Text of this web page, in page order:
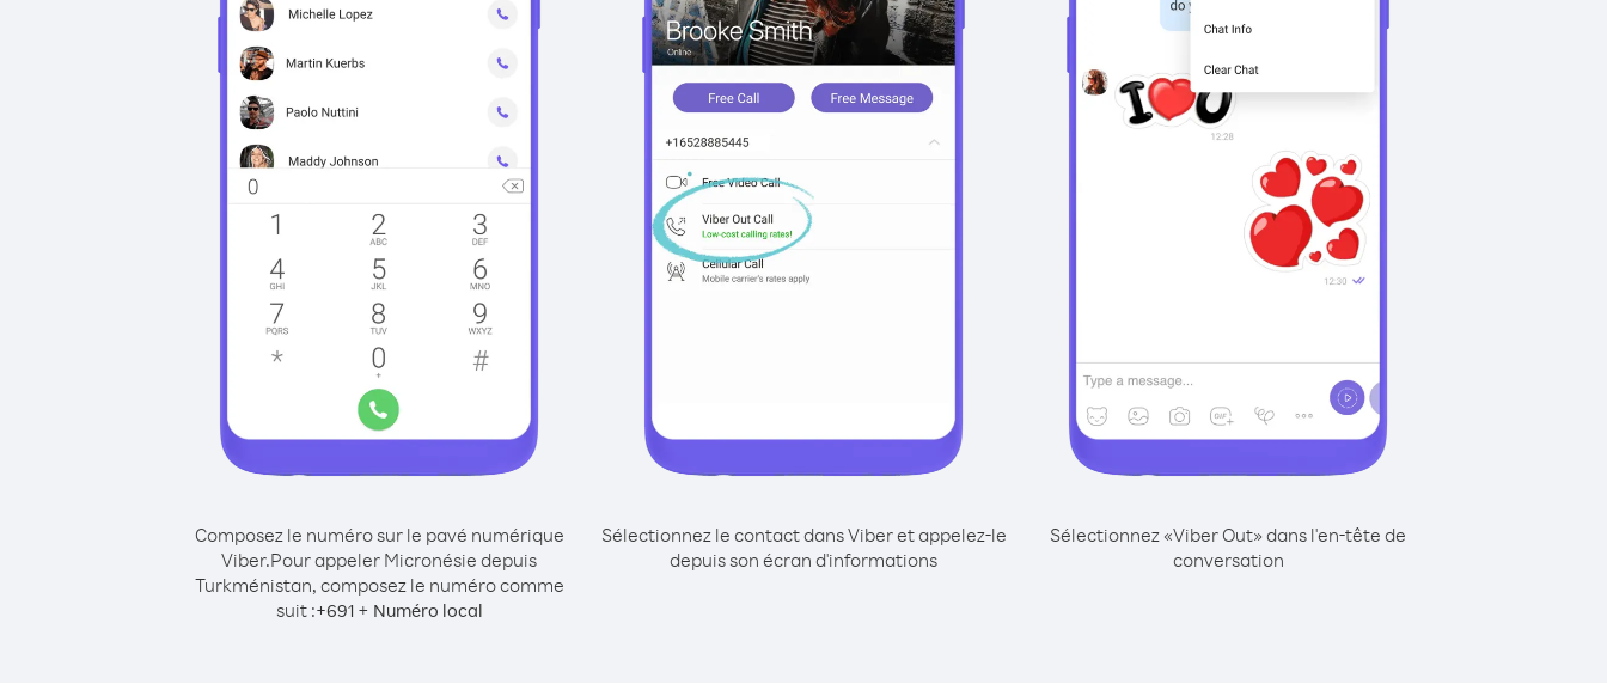
Composez le numéro sur le pavé numérique
Viber.Pour appeler Micronésie depuis
Turkménistan, composez le numéro comme
suit :+691+ Numéro local
Sélectionnez le contact dans Viber et appelez-le
depuis son écran d'informations
Sélectionnez «Viber Out» dans l'en-tête de
conversation